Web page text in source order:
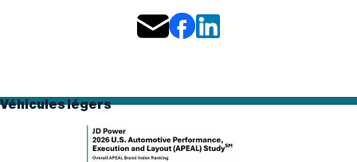
Véhicules légers